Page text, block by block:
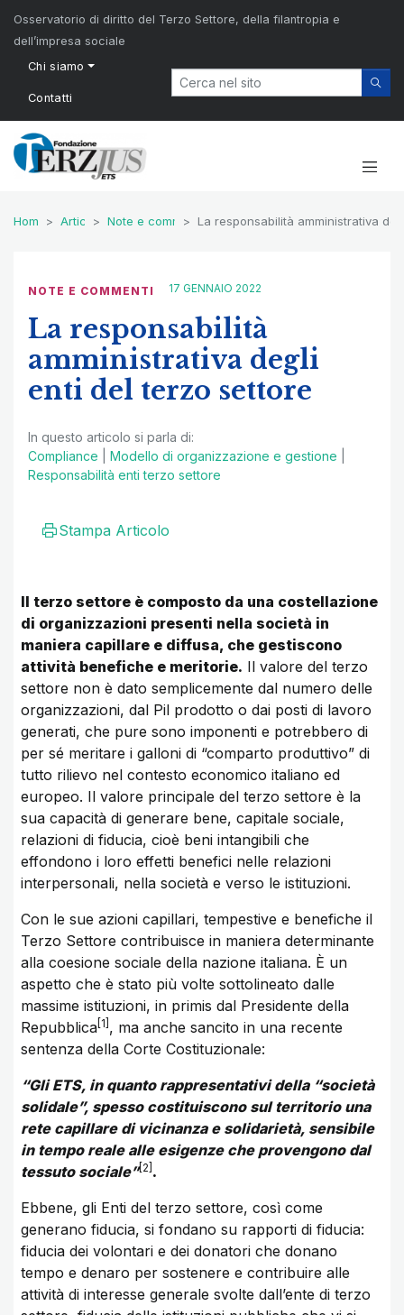
Osservatorio di diritto del Terzo Settore, della filantropia e
dell’impresa sociale
Chi siamo
Contatti
Home Articoli Note e commentiLa responsabilità amministrativa
NOTE E COMMENTI 17 GENNAIO 2022
La responsabilità
amministrativa degli
enti del terzo settore
In questo articolo si parla di:
Compliance
Modello di organizzazione e gestione
Responsabilità enti terzo settore
Stampa Articolo
Il terzo settore è composto da una costellazione
di organizzazioni presenti nella società in
maniera capillare e diffusa, che gestiscono
attività benefiche e meritorie. Il valore del terzo
settore non è dato semplicemente dal numero delle
organizzazioni, dal Pil prodotto o dai posti di lavoro
generati, che pure sono imponenti e potrebbero di
per sé meritare i galloni di “comparto produttivo” di
tutto rilievo nel contesto economico italiano ed
europeo. Il valore principale del terzo settore è la
sua capacità di generare bene, capitale sociale,
relazioni di fiducia, cioè beni intangibili che
effondono i loro effetti benefici nelle relazioni
interpersonali, nella società e verso le istituzioni.
Con le sue azioni capillari, tempestive e benefiche il
Terzo Settore contribuisce in maniera determinante
alla coesione sociale della nazione italiana. È un
aspetto che è stato più volte sottolineato dalle
massime istituzioni, in primis dal Presidente della
Repubblica 1 , ma anche sancito in una recente
sentenza della Corte Costituzionale:
“Gli ETS, in quanto rappresentativi della “società
solidale”, spesso costituiscono sul territorio una
rete capillare di vicinanza e solidarietà, sensibile
in tempo reale alle esigenze che provengono dal
tessuto sociale” 2 .
Ebbene, gli Enti del terzo settore, così come
generano fiducia, si fondano su rapporti di fiducia:
fiducia dei volontari e dei donatori che donano
tempo e denaro per sostenere e contribuire alle
attività di interesse generale svolte dall’ente di terzo